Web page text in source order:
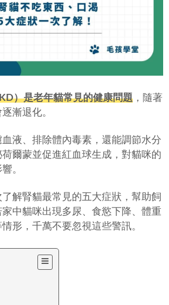
）是老年貓常見的健康問題 ，隨著
漸退化。
液、排除體內毒素，還能調節水分
爾蒙並促進紅血球生成，對貓咪的
。
解腎貓最常見的五大症狀，幫助飼
中貓咪出現多尿、食慾下降、體重
形，千萬不要忽視這些警訊。